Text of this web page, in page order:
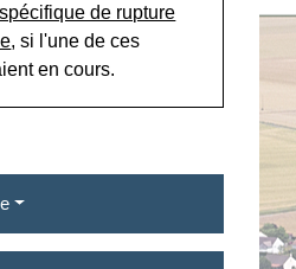
de rupture
, si l'une de ces
en cours.